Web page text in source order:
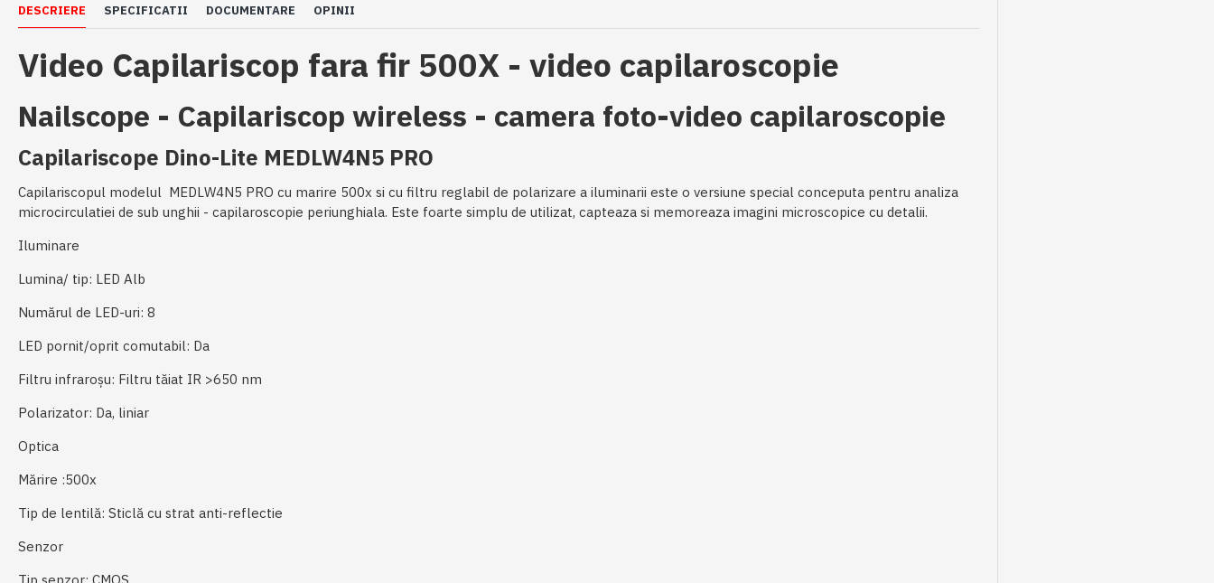
DESCRIERE SPECIFICATII DOCUMENTARE OPINII
Video Capilariscop fara fir 500X - video capilaroscopie
Nailscope - Capilariscop wireless - camera foto-video capilaroscopie
Capilariscope Dino-Lite MEDLW4N5 PRO
Capilariscopul modelul MEDLW4N5 PRO cu marire 500x si cu filtru reglabil de polarizare a iluminarii este o versiune special conceputa pentru analiza
microcirculatiei de sub unghii - capilaroscopie periunghiala. Este foarte simplu de utilizat, capteaza si memoreaza imagini microscopice cu detalii.
Iluminare
Lumina/ tip: LED Alb
Numărul de LED-uri: 8
LED pornit/oprit comutabil: Da
Filtru infraroșu: Filtru tăiat IR >650 nm
Polarizator: Da, liniar
Optica
Mărire :500x
Tip de lentilă: Sticlă cu strat anti-reflectie
Senzor